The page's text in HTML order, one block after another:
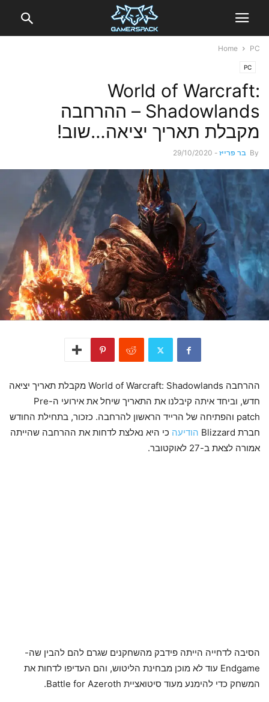
Home PC
PC
World of Warcraft:
Shadowlands – ההרחבה
מקבלת תאריך יציאה…שוב!
By בר פרייז -
29/10/2020
ההרחבה World of Warcraft: Shadowlands מקבלת תאריך יציאה
חדש, וביחד איתה קיבלנו את התאריך שיחל את אירועי ה-Pre
patch והפתיחה של הרייד הראשון להרחבה. כזכור, בתחילת החודש
חברת Blizzard
הודיעה כי היא נאלצת לדחות את ההרחבה שהייתה
אמורה לצאת ב-27 לאוקטובר.
הסיבה לדחייה הייתה פידבק מהשחקנים שגרם להם להבין שה-
Endgame עוד לא מוכן מבחינת הליטוש, והם העדיפו לדחות את
המשחק כדי להימנע מעוד סיטואציית Battle for Azeroth.